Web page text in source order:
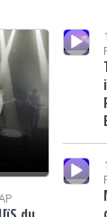
Lecteur audio
Lecteur audio